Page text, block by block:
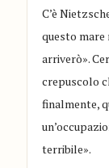
C’è
questo mare
arriverò».
crepuscolo
finalmente,
terribile».